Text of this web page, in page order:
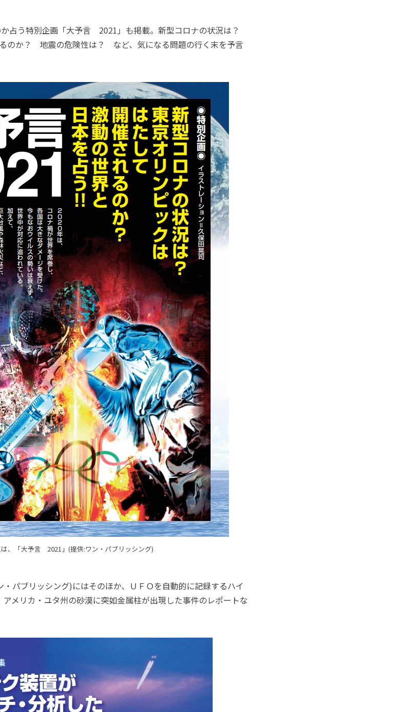
占う特別企画「大予言 2021」も掲載。新型コロナの状況は？
のか？ 地震の危険性は？ など、気になる問題の行く末を予言
、「大予言 2021」(提供:ワン・パブリッシング)
パブリッシング)にはそのほか、ＵＦＯを自動的に記録するハイ
メリカ・ユタ州の砂漠に突如金属柱が出現した事件のレポートな